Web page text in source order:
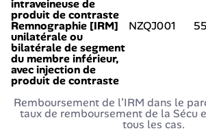
intraveineuse de
produit de contraste
Remnographie [IRM]
unilatérale ou
bilatérale de segment
du membre inférieur,
avec injection de
produit de contraste
NZQJ001
Remboursement de l’IRM dans le
taux de remboursement de la Sécu
tous les cas.